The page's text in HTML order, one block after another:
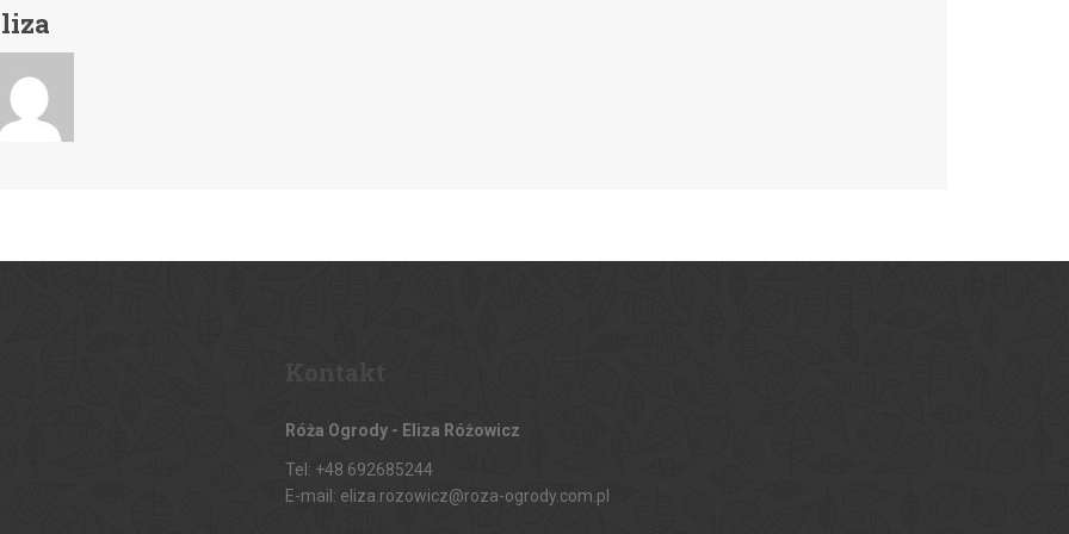
Róża Ogrody - Eliza Różowicz
Tel: +48 692685244
E-mail: eliza.rozowicz@roza-ogrody.com.pl